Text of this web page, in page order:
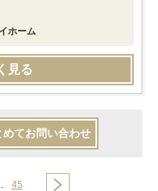
ホーム
見る
めてお問い合わせ
45